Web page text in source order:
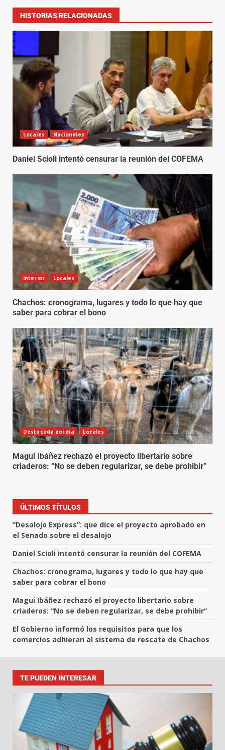
HISTORIAS RELACIONADAS
Locales Nacionales
Daniel Scioli intentó censurar la reunión del COFEMA
Interior Locales
Chachos: cronograma, lugares y todo lo que hay que
saber para cobrar el bono
Destacada del día Locales
Magui Ibáñez rechazó el proyecto libertario sobre
criaderos: “No se deben regularizar, se debe prohibir”
ÚLTIMOS TÍTULOS
“Desalojo Express”: que dice el proyecto aprobado en
el Senado sobre el desalojo
Daniel Scioli intentó censurar la reunión del COFEMA
Chachos: cronograma, lugares y todo lo que hay que
saber para cobrar el bono
Magui Ibáñez rechazó el proyecto libertario sobre
criaderos: “No se deben regularizar, se debe prohibir”
El Gobierno informó los requisitos para que los
comercios adhieran al sistema de rescate de Chachos
TE PUEDEN INTERESAR